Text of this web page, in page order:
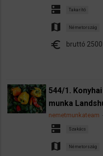
dns Takarító
map Németország
euro bruttó 2500
544/1.
munka
nemetmunkateam
dns Szakács
map Németország